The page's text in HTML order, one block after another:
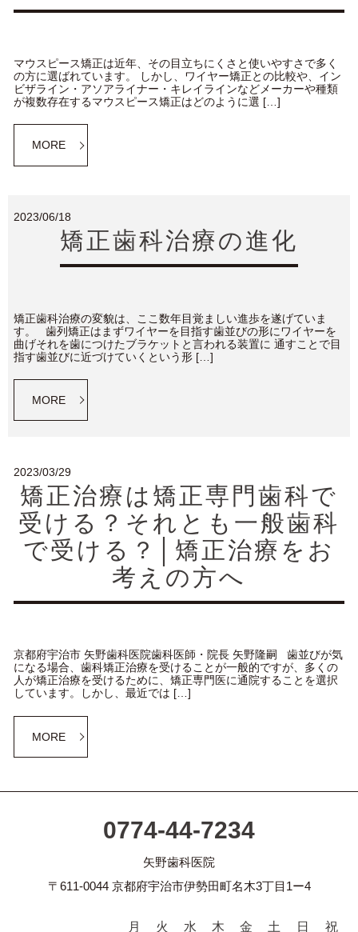
マウスピース矯正は近年、その目立ちにくさと使いやすさで多く
の方に選ばれています。 しかし、ワイヤー矯正との比較や、イン
ビザライン・アソアライナー・キレイラインなどメーカーや種類
が複数存在するマウスピース矯正はどのように選 […]
MORE
2023/06/18
矯正歯科治療の進化
矯正歯科治療の変貌は、ここ数年目覚ましい進歩を遂げていま
す。 歯列矯正はまずワイヤーを目指す歯並びの形にワイヤーを
曲げそれを歯につけたブラケットと言われる装置に 通すことで目
指す歯並びに近づけていくという形 […]
MORE
2023/03/29
矯正治療は矯正専門歯科で
受ける？それとも一般歯科
で受ける？│矯正治療をお
考えの方へ
京都府宇治市 矢野歯科医院歯科医師・院長 矢野隆嗣 歯並びが気
になる場合、歯科矯正治療を受けることが一般的ですが、多くの
人が矯正治療を受けるために、矯正専門医に通院することを選択
しています。しかし、最近では […]
MORE
0774-44-7234
矢野歯科医院
〒611-0044 京都府宇治市伊勢田町名木3丁目1ー4
月 火 水 木 金 土 日 祝